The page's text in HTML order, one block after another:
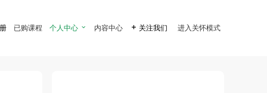
已购课程 个人中心  内容中心  关注我们 进入关怀模式